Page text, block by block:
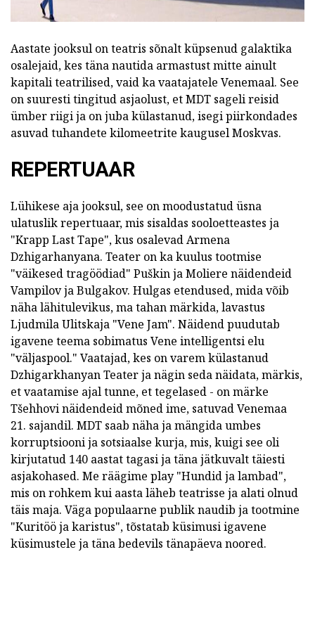
Aastate jooksul on teatris sõnalt küpsenud galaktika
osalejaid, kes täna nautida armastust mitte ainult
kapitali teatrilised, vaid ka vaatajatele Venemaal. See
on suuresti tingitud asjaolust, et MDT sageli reisid
ümber riigi ja on juba külastanud, isegi piirkondades
asuvad tuhandete kilomeetrite kaugusel Moskvas.
REPERTUAAR
Lühikese aja jooksul, see on moodustatud üsna
ulatuslik repertuaar, mis sisaldas sooloetteastes ja
"Krapp Last Tape", kus osalevad Armena
Dzhigarhanyana. Teater on ka kuulus tootmise
"väikesed tragöödiad" Puškin ja Moliere näidendeid
Vampilov ja Bulgakov. Hulgas etendused, mida võib
näha lähitulevikus, ma tahan märkida, lavastus
Ljudmila Ulitskaja "Vene Jam". Näidend puudutab
igavene teema sobimatus Vene intelligentsi elu
"väljaspool." Vaatajad, kes on varem külastanud
Dzhigarkhanyan Teater ja nägin seda näidata, märkis,
et vaatamise ajal tunne, et tegelased - on märke
Tšehhovi näidendeid mõned ime, satuvad Venemaa
21. sajandil. MDT saab näha ja mängida umbes
korruptsiooni ja sotsiaalse kurja, mis, kuigi see oli
kirjutatud 140 aastat tagasi ja täna jätkuvalt täiesti
asjakohased. Me räägime play "Hundid ja lambad",
mis on rohkem kui aasta läheb teatrisse ja alati olnud
täis maja. Väga populaarne publik naudib ja tootmine
"Kuritöö ja karistus", tõstatab küsimusi igavene
küsimustele ja täna bedevils tänapäeva noored.